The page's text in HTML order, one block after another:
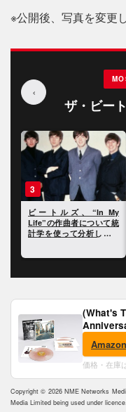
※公開後、写真を変更
‹
ザ・ビー
3
ビートルズ、“In My
Life”の作曲者について統
計学を使って分析した研
(What's
Vinyl)
価格・在庫
Copyright © 2026 NME Networks
Media Limited being used under licence.